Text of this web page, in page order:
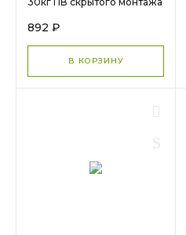
(SD10350H+ODSD04-
A)арт.25232 МС 1323
892 ₽
В КОРЗИНУ